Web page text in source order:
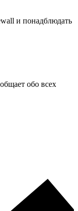
и понадблюдать
обо всех